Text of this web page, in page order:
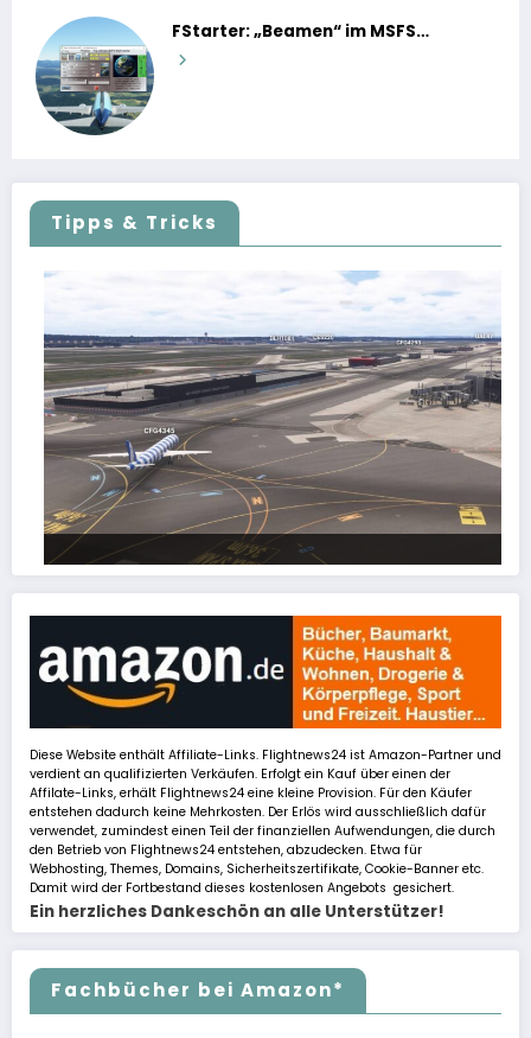
FStarter: „Beamen“ im MSFS…
Tipps & Tricks
FSLTL Traffic: Tipps und Tricks, damit es klappt!
Diese Website enthält Affiliate-Links. Flightnews24 ist Amazon-Partner und
verdient an qualifizierten Verkäufen. Erfolgt ein Kauf über einen der
Affilate-Links, erhält Flightnews24 eine kleine Provision. Für den Käufer
entstehen dadurch keine Mehrkosten. Der Erlös wird ausschließlich dafür
verwendet, zumindest einen Teil der finanziellen Aufwendungen, die durch
den Betrieb von Flightnews24 entstehen, abzudecken. Etwa für
Webhosting, Themes, Domains, Sicherheitszertifikate, Cookie-Banner etc.
Damit wird der Fortbestand dieses kostenlosen Angebots gesichert.
Ein herzliches Dankeschön an alle Unterstützer!
Fachbücher bei Amazon*